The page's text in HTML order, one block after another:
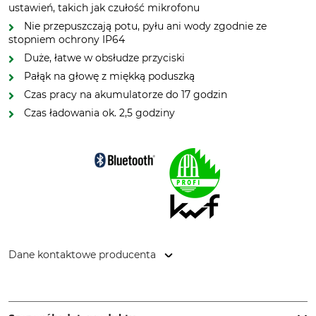
ustawień, takich jak czułość mikrofonu
Nie przepuszczają potu, pyłu ani wody zgodnie ze
stopniem ochrony IP64
Duże, łatwe w obsłudze przyciski
Pałąk na głowę z miękką poduszką
Czas pracy na akumulatorze do 17 godzin
Czas ładowania ok. 2,5 godziny
Dane kontaktowe producenta
64807 Dieburg, Germany, www.stihl.de